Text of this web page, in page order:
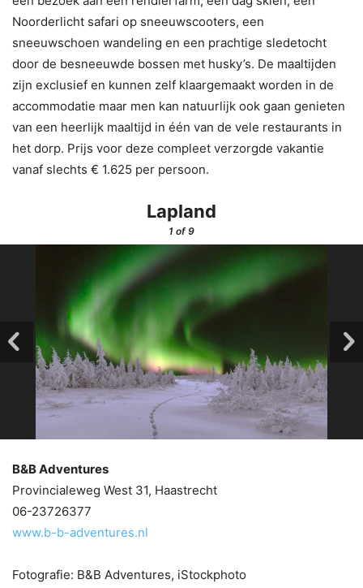
Noorderlicht safari op sneeuwscooters, een
sneeuwschoen wandeling en een prachtige sledetocht
door de besneeuwde bossen met husky’s. De maaltijden
zijn exclusief en kunnen zelf klaargemaakt worden in de
accommodatie maar men kan natuurlijk ook gaan genieten
van een heerlijk maaltijd in één van de vele restaurants in
het dorp. Prijs voor deze compleet verzorgde vakantie
vanaf slechts € 1.625 per persoon.
Lapland
1 of 9
B&B Adventures
Provincialeweg West 31, Haastrecht
06-23726377
www.b-b-adventures.nl
Fotografie: B&B Adventures, iStockphoto